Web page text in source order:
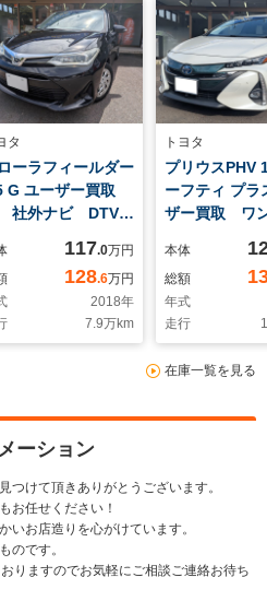
タ
ーラフィールダー
G ユーザー買取
社外ナビ DTV
ETC ドライブ
ーダー スマート
&プッシュスター
ヨタセーフティ
ンス
117.0万円
128.6万円
2018年
7.9万km
トヨタ
プリウスPHV
ーフティ プラ
ザー買取 ワ
ナビ Bカメ
ヘッドライト
ヒーター
シートカバー
セーフティセ
ルーズコン
ー 純正アル
本体
総額
年式
走行
在庫一覧を見る
ーション
つけて頂きありがとうございます。
お任せください！
いお店造りを心がけています。
のです。
りますのでお気軽にご相談ご連絡お待ち